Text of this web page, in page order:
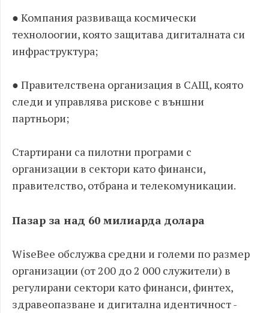
● Компания развиваща космически
технолоогии, която защитава дигиталната си
инфраструктура;
● Правителствена организация в САЩ, която
следи и управлява рискове с външни
партньори;
Стартирани са пилотни програми с
организации в сектори като финанси,
правителство, отбрана и телекомуникации.
Пазар за над 60 милиарда долара
WiseBee обслужва средни и големи по размер
организации (от 200 до 2 000 служители) в
регулирани сектори като финанси, финтех,
здравеопазване и дигитална идентичност -